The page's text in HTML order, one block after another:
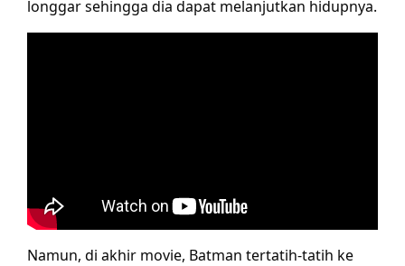
longgar sehingga dia dapat melanjutkan hidupnya.
Namun, di akhir movie, Batman tertatih-tatih ke